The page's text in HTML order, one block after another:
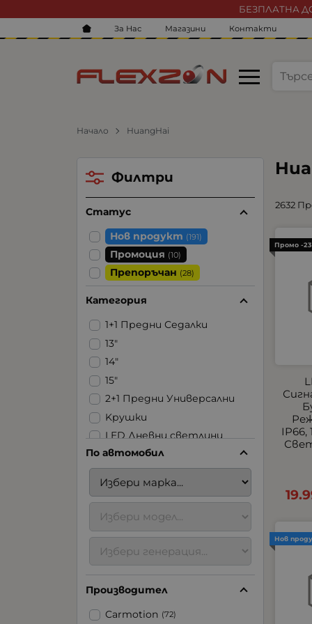
БЕЗПЛАТНА
За Нас Магазини Контакти
Начало HuangHai
2632
IP66,
Промо -
Нов
Филтри
Статус
Нов продукт (191)
Промоция (10)
Препоръчан (28)
Категория
1+1 Предни Седалки
13"
14"
15"
2+1 Предни Универсални
Kрушки
LED Дневни светлини
LED Ленти
LED Стопове
LED Фарове | Халогени |
Задна светлина
LED Халогени
USB
Аксесоари за ремаркета
Аксесоари за
тротинетки
Блицове
По автомобил
Производител
Carmotion (72)